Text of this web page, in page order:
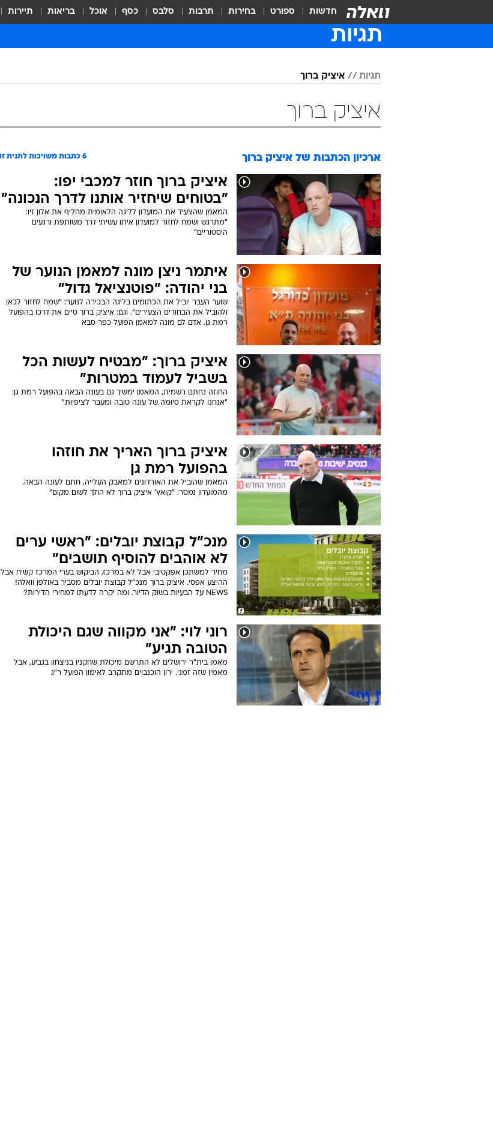
חדשות ספורט בחירות תרבות סלבס כסף אוכל בריאות תיירות
תגיות
תגיות איציק ברוך
איציק ברוך
ארכיון הכתבות של איציק ברוך 6 כתבות משויכות לתגית זו
איציק ברוך חוזר למכבי יפו:
"בטוחים שיחזיר אותנו לדרך הנכונה"
המאמן שהצעיד את המועדון לליגה הלאומית מחליף את אלון זיו:
"מתרגש ושמח לחזור למועדון איתו עשיתי דרך משותפת ורגעים
היסטוריים"
איתמר ניצן מונה למאמן הנוער של
בני יהודה: "פוטנציאל גדול"
שוער העבר יוביל את הכתומים בליגה הבכירה לנוער: "שמח לחזור לכאן
ולהוביל את הבחורים הצעירים". וגם: איציק ברוך סיים את דרכו בהפועל
רמת גן, אדם לם מונה למאמן הפועל כפר סבא
איציק ברוך: "מבטיח לעשות הכל
בשביל לעמוד במטרות"
החוזה נחתם רשמית, המאמן ימשיך גם בעונה הבאה בהפועל רמת גן:
"אנחנו לקראת סיומה של עונה טובה ומעבר לציפיות"
איציק ברוך האריך את חוזהו
בהפועל רמת גן
המאמן שהוביל את האורדונים למאבק העלייה, חתם לעונה הבאה.
מהמועדון נמסר: "קואץ' איציק ברוך לא הולך לשום מקום"
מנכ"ל קבוצת יובלים: "ראשי ערים
לא אוהבים להוסיף תושבים"
מחיר למשתכן אפקטיבי אבל לא במרכז, הביקוש בערי המרכז קשיח אבל
ההיצע אפסי. איציק ברוך מנכ"ל קבוצת יובלים מסביר באולפן וואלה!
NEWS על הבעיות בשוק הדיור. ומה יקרה לדעתו למחירי הדירות?
רוני לוי: "אני מקווה שגם היכולת
הטובה תגיע"
מאמן בית"ר ירושלים לא התרשם מיכולת שחקניו בניצחון בגביע, אבל
מאמין שזה זמני. ירון הוכנבוים מתקרב לאימון הפועל ר"ג